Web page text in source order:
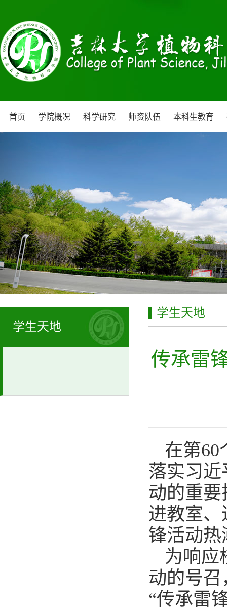
首页 学院概况 科学研究 师资队伍 本科生教育
学生天地
学生天地
传承雷
在第60
落实习
动的重要
进教室
锋活动热
为响应
动的号召
“传承雷